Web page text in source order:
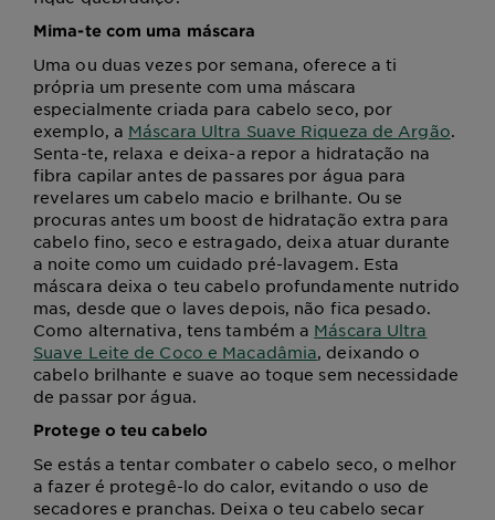
Mima-te com uma máscara
Uma ou duas vezes por semana, oferece a ti
própria um presente com uma máscara
especialmente criada para cabelo seco, por
exemplo, a Máscara Ultra Suave Riqueza de Argão.
Senta-te, relaxa e deixa-a repor a hidratação na
fibra capilar antes de passares por água para
revelares um cabelo macio e brilhante. Ou se
procuras antes um boost de hidratação extra para
cabelo fino, seco e estragado, deixa atuar durante
a noite como um cuidado pré-lavagem. Esta
máscara deixa o teu cabelo profundamente nutrido
mas, desde que o laves depois, não fica pesado.
Como alternativa, tens também a Máscara Ultra
Suave Leite de Coco e Macadâmia, deixando o
cabelo brilhante e suave ao toque sem necessidade
de passar por água.
Protege o teu cabelo
Se estás a tentar combater o cabelo seco, o melhor
a fazer é protegê-lo do calor, evitando o uso de
secadores e pranchas. Deixa o teu cabelo secar